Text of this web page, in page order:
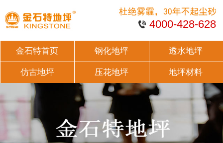
4000-428-628
金石特首页 钢化地坪 透水地坪
仿古地坪 压花地坪 地坪材料